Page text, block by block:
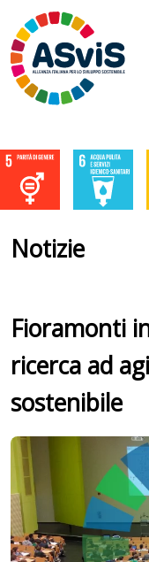
Notizie
Fioramonti
ricerca ad
sostenibile